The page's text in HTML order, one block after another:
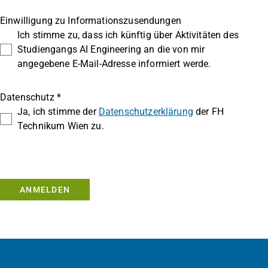
Einwilligung zu Informationszusendungen
Ich stimme zu, dass ich künftig über Aktivitäten des
Studiengangs AI Engineering an die von mir
angegebene E-Mail-Adresse informiert werde.
Datenschutz *
Ja, ich stimme der Datenschutzerklärung der FH
Technikum Wien zu.
ANMELDEN